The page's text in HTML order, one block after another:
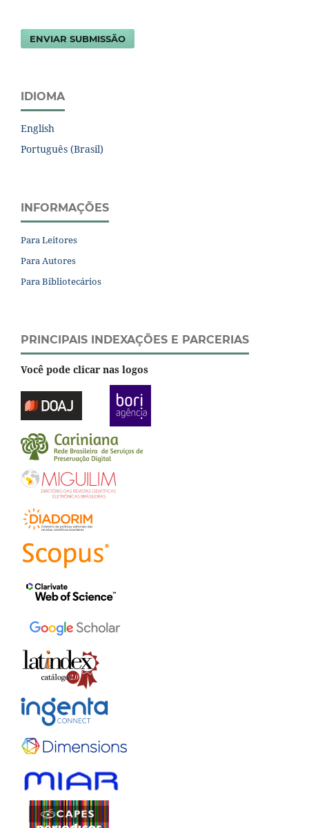
ENVIAR SUBMISSÃO
IDIOMA
English
Português (Brasil)
INFORMAÇÕES
Para Leitores
Para Autores
Para Bibliotecários
PRINCIPAIS INDEXAÇÕES E PARCERIAS
Você pode clicar nas logos